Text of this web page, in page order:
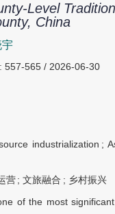
Level
China
宇
557-565 / 2026-06-30
industrialization ;
营 ;文旅融合 ; 乡村振兴
of the most